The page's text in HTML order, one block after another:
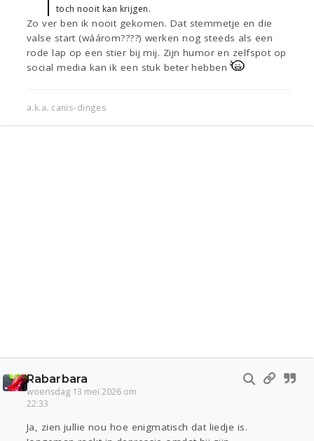
toch nooit kan krijgen.
Zo ver ben ik nooit gekomen. Dat stemmetje en die
valse start (wáárom????) werken nog steeds als een
rode lap op een stier bij mij. Zijn humor en zelfspot op
social media kan ik een stuk beter hebben
a.k.a. canis-dinges
Rabarbara
woensdag 13 mei 2026 om
22:33
Ja, zien jullie nou hoe enigmatisch dat liedje is.